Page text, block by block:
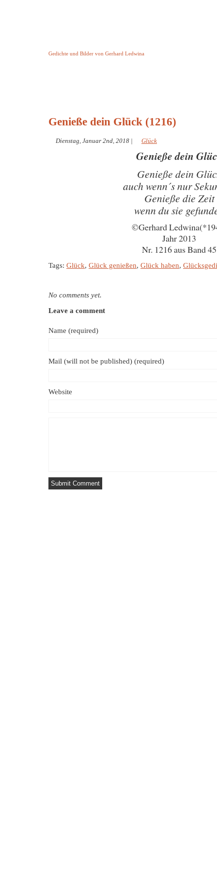
Gedichte und Bilder von Gerhard Ledwina
Genieße dein Glück (1216)
Dienstag, Januar 2nd, 2018 | Glück
Genieße dein
Genieße dein
auch wenn´s nur
Genieße die Zeit
wenn du sie
©Gerhard
Jahr 2013
Nr. 1216 aus Band 45
Tags: Glück, Glück genießen, Glück haben,
No comments yet.
Leave a comment
Name (required)
Mail (will not be published) (required)
Website